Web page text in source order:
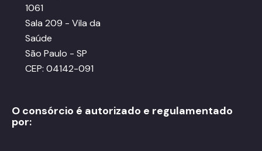
1061
Sala 209 - Vila da
Saúde
São Paulo - SP
CEP: 04142-091
O consórcio é autorizado e regulamentado
por: